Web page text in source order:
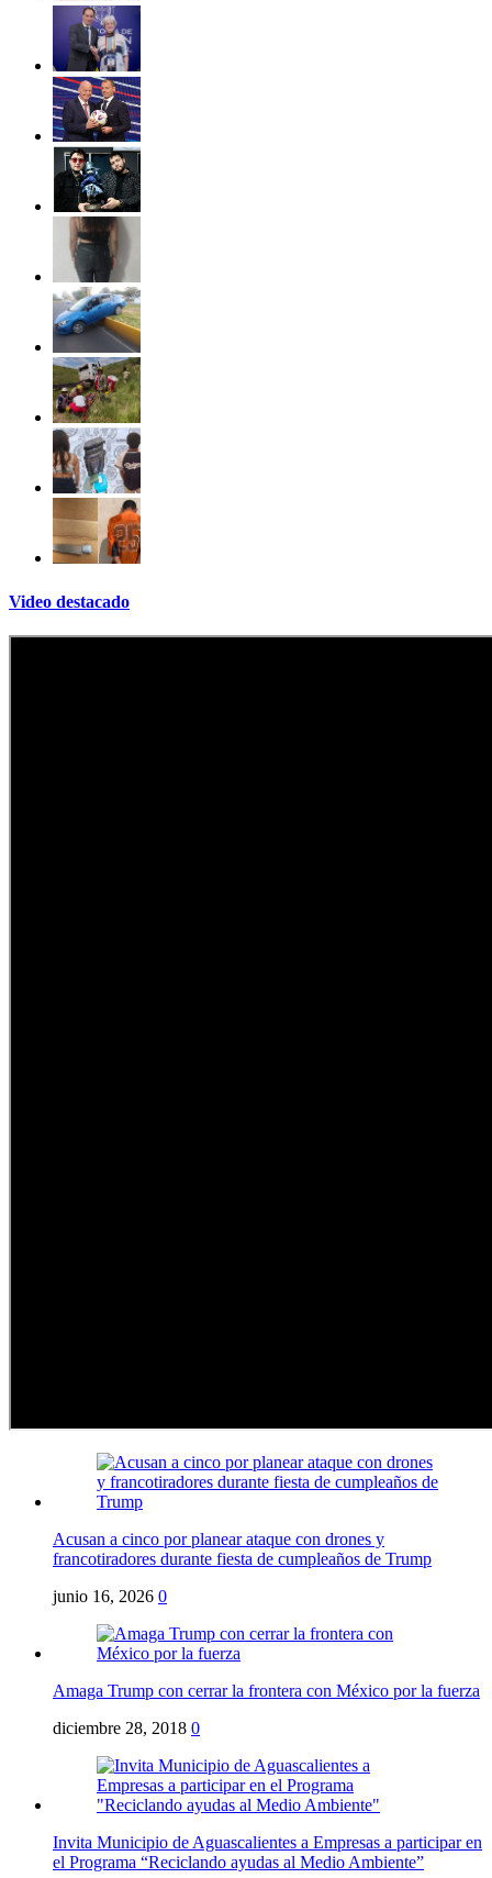
Video destacado
Acusan a cinco por planear ataque con drones y
francotiradores durante fiesta de cumpleaños de Trump
junio 16, 2026 0
Amaga Trump con cerrar la frontera con México por la fuerza
diciembre 28, 2018 0
Invita Municipio de Aguascalientes a Empresas a participar en
el Programa “Reciclando ayudas al Medio Ambiente”